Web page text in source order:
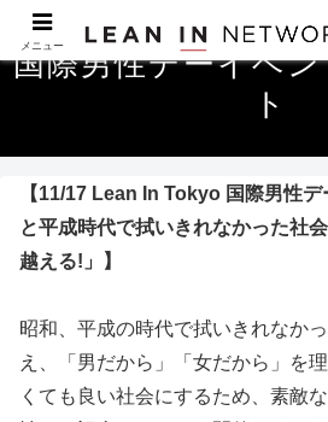
国際男性デーイベ
ト
【11/17 Lean In Tokyo 国際男性
と平成時代で拭いきれなかった社
越える!」】
昭和、平成の時代で拭いきれなか
え、「男だから」「女だから」を
くても良い社会にするため、素敵
メニュー